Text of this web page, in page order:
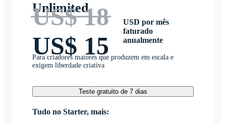
Unlimited
US$ 18
US$ 15
USD por mês
faturado
anualmente
Para criadores maiores que produzem em escala e
exigem liberdade criativa
Teste gratuito de 7 dias
Tudo no Starter, mais: